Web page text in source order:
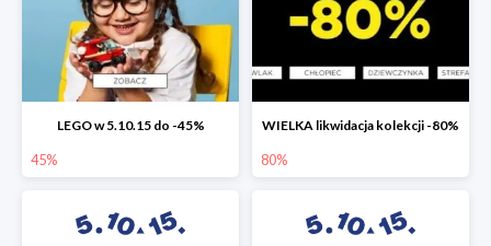
LEGO w 5.10.15 do -45%
45%
WIELKA likwidacja kolekcji -80%
80%